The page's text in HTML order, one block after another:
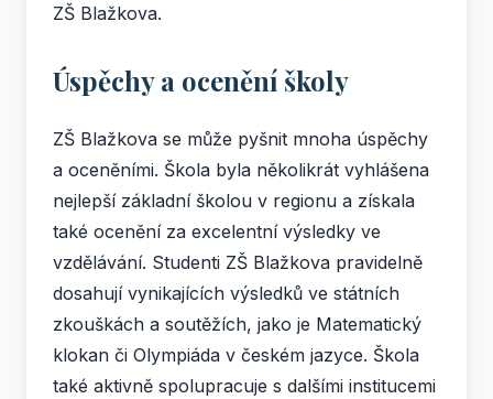
ZŠ Blažkova.
Úspěchy a ocenění školy
ZŠ Blažkova se může pyšnit mnoha úspěchy
a oceněními. Škola byla několikrát vyhlášena
nejlepší základní školou v regionu a získala
také ocenění za excelentní výsledky ve
vzdělávání. Studenti ZŠ Blažkova pravidelně
dosahují vynikajících výsledků ve státních
zkouškách a soutěžích, jako je Matematický
klokan či Olympiáda v českém jazyce. Škola
také aktivně spolupracuje s dalšími institucemi